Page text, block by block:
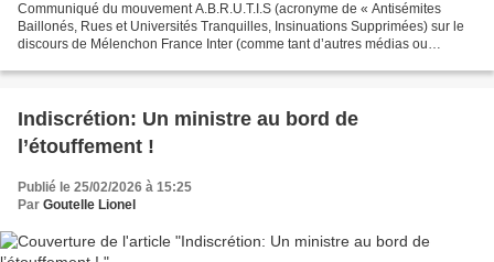
Communiqué du mouvement A.B.R.U.T.I.S (acronyme de « Antisémites
Baillonés, Rues et Universités Tranquilles, Insinuations Supprimées) sur le
discours de Mélenchon France Inter (comme tant d’autres médias ou
Indiscrétion: Un ministre au bord de
l’étouffement !
Publié le 25/02/2026 à 15:25
Par Goutelle Lionel